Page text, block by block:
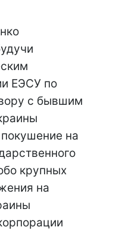
ЕЭСУ по
с бывшим
на
крупных
на